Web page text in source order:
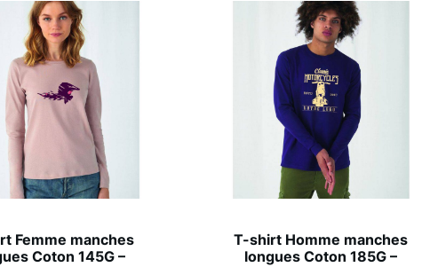
Femme manches
Coton 145G –
T-shirt Homme manches
longues Coton 185G –